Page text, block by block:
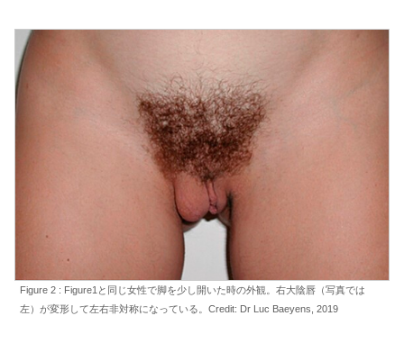
Figure 2 : Figure1と同じ女性で脚を少し開いた時の外観。右大陰唇（写真では
左）が変形して左右非対称になっている。Credit: Dr Luc Baeyens, 2019